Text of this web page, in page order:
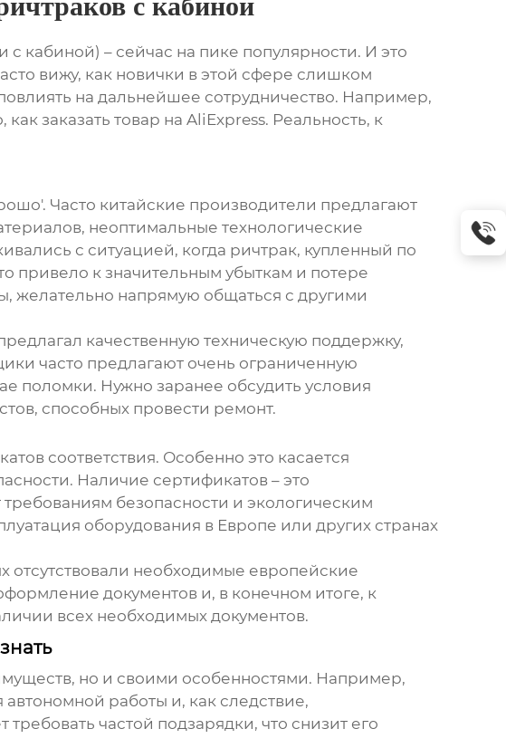
с кабиной) – сейчас на пике популярности. И это
вижу, как новички в этой сфере слишком
на дальнейшее сотрудничество. Например,
как заказать товар на AliExpress. Реальность, к
Часто китайские производители предлагают
неоптимальные технологические
с ситуацией, когда ричтрак, купленный по
привело к значительным убыткам и потере
желательно напрямую общаться с другими
качественную техническую поддержку,
часто предлагают очень ограниченную
поломки. Нужно заранее обсудить условия
способных провести ремонт.
соответствия. Особенно это касается
Наличие сертификатов – это
требованиям безопасности и экологическим
оборудования в Европе или других странах
отсутствовали необходимые европейские
документов и, в конечном итоге, к
всех необходимых документов.
но и своими особенностями. Например,
автономной работы и, как следствие,
частой подзарядки, что снизит его